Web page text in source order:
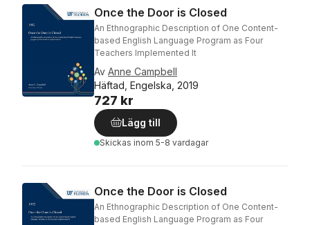
Once the Door is Closed
An Ethnographic Description of One Content-
based English Language Program as Four
Teachers Implemented It
Av Anne Campbell
Häftad, Engelska, 2019
727 kr
Lägg till
Skickas inom 5-8 vardagar
Once the Door is Closed
An Ethnographic Description of One Content-
based English Language Program as Four